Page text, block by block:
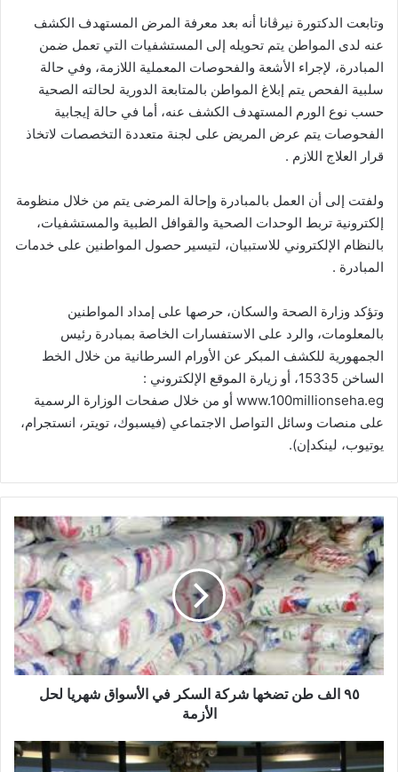
وتابعت الدكتورة نيرڤانا أنه بعد معرفة المرض المستهدف الكشف
عنه لدى المواطن يتم تحويله إلى المستشفيات التي تعمل ضمن
المبادرة، لإجراء الأشعة والفحوصات المعملية اللازمة، وفي حالة
سلبية الفحص يتم إبلاغ المواطن بالمتابعة الدورية لحالته الصحية
حسب نوع الورم المستهدف الكشف عنه، أما في حالة إيجابية
الفحوصات يتم عرض المريض على لجنة متعددة التخصصات لاتخاذ
قرار العلاج اللازم .
ولفتت إلى أن العمل بالمبادرة وإحالة المرضى يتم من خلال منظومة
إلكترونية تربط الوحدات الصحية والقوافل الطبية والمستشفيات،
بالنظام الإلكتروني للاستبيان، لتيسير حصول المواطنين على خدمات
المبادرة .
وتؤكد وزارة الصحة والسكان، حرصها على إمداد المواطنين
بالمعلومات، والرد على الاستفسارات الخاصة بمبادرة رئيس
الجمهورية للكشف المبكر عن الأورام السرطانية من خلال الخط
الساخن 15335، أو زيارة الموقع الإلكتروني :
‏www.100millionseha.eg أو من خلال صفحات الوزارة الرسمية
على منصات وسائل التواصل الاجتماعي (فيسبوك، تويتر، انستجرام،
يوتيوب، لينكدإن).
٩٥
الف
طن
تضخها
شركة
السكر
في
الأسواق
شهريا
٩٥ الف طن تضخها شركة السكر في الأسواق شهريا لحل
الأزمة
أداء
إيجابي